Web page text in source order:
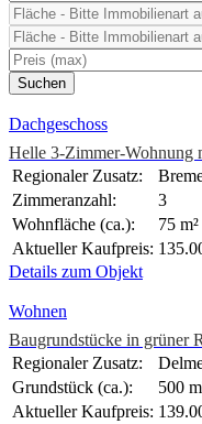
Dachgeschoss
Helle 3-Zimmer-Wohnung
Regionaler Zusatz:
Zimmeranzahl:
3
Wohnfläche (ca.):
75 m²
Aktueller Kaufpreis:
Details zum Objekt
Wohnen
Baugrundstücke in grüner
Regionaler Zusatz:
Grundstück (ca.):
500
Aktueller Kaufpreis: